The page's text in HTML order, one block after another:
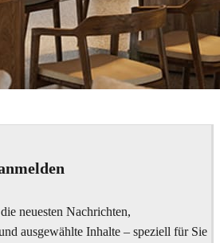
neuesten Nachrichten,
ausgewählte Inhalte – speziell für Sie